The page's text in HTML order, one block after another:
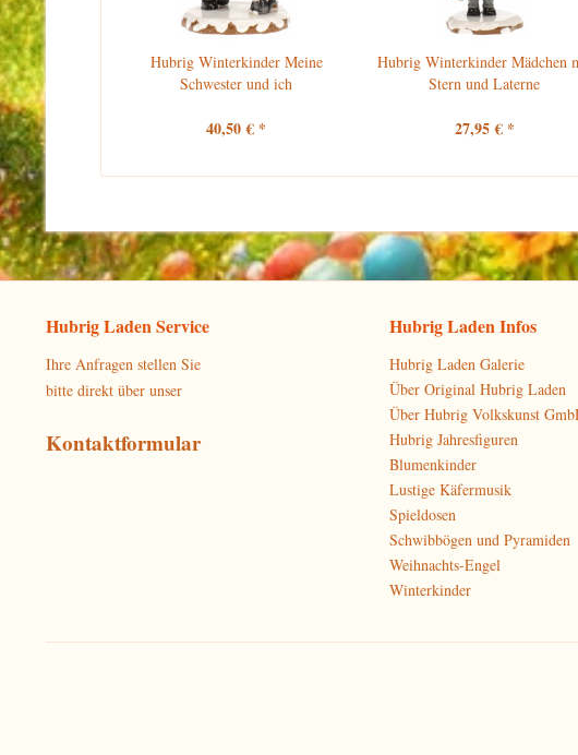
Hubrig Winterkinder Meine
Schwester und ich
40,50 € *
Hubrig Winterkinder Mädchen
Stern und Laterne
27,95 € *
Hubrig Laden Service
Ihre Anfragen stellen Sie
bitte direkt über unser
Kontaktformular
Hubrig Laden Infos
Hubrig Laden Galerie
Über Original Hubrig Laden
Über Hubrig Volkskunst
Hubrig Jahresfiguren
Blumenkinder
Lustige Käfermusik
Spieldosen
Schwibbögen und Pyramiden
Weihnachts-Engel
Winterkinder